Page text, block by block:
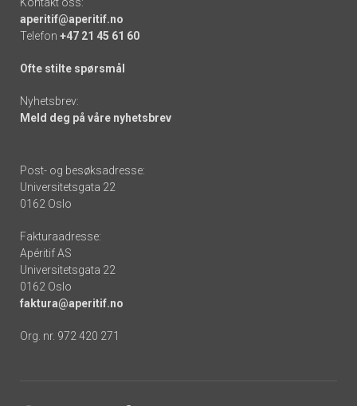
aperitif@aperitif.no
Telefon +47 21 45 61 60
Ofte stilte spørsmål
Nyhetsbrev:
Meld deg på våre nyhetsbrev
Post- og besøksadresse:
Universitetsgata 22
0162 Oslo
Fakturaadresse:
Apéritif AS
Universitetsgata 22
0162 Oslo
faktura@aperitif.no
Org. nr. 972 420 271